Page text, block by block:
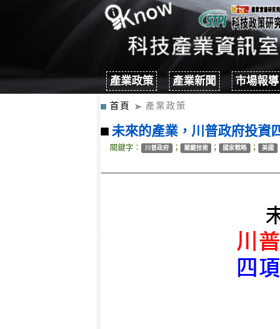
產業政策 產業新聞 市場報導
首頁 產業政策
未來的產業，川普政府投資
關鍵字： 川普政府 ； 關鍵技術 ； 國家戰略 ； 美國